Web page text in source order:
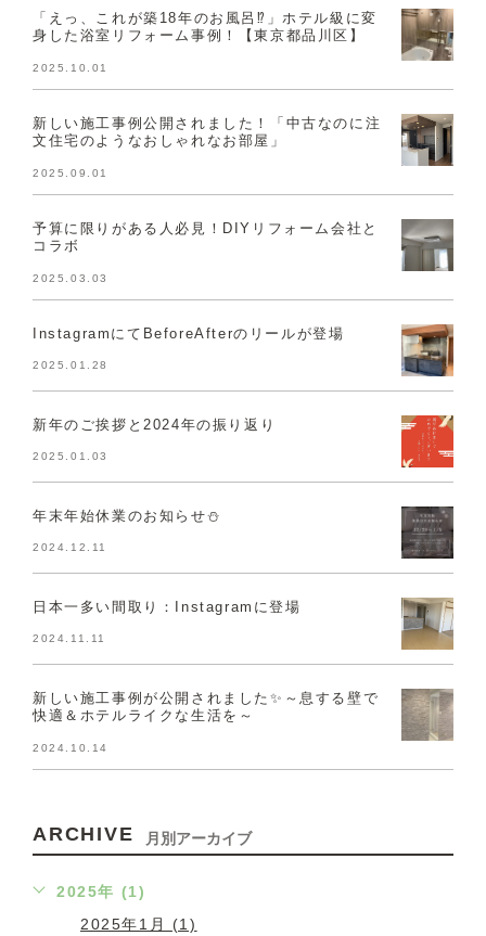
「えっ、これが築18年のお風呂⁉」ホテル級に変
身した浴室リフォーム事例！【東京都品川区】
2025.10.01
新しい施工事例公開されました！「中古なのに注
文住宅のようなおしゃれなお部屋」
2025.09.01
予算に限りがある人必見！DIYリフォーム会社と
コラボ
2025.03.03
InstagramにてBeforeAfterのリールが登場
2025.01.28
新年のご挨拶と2024年の振り返り
2025.01.03
年末年始休業のお知らせ⛄
2024.12.11
日本一多い間取り：Instagramに登場
2024.11.11
新しい施工事例が公開されました✨～息する壁で
快適＆ホテルライクな生活を～
2024.10.14
ARCHIVE 月別アーカイブ
2025年 (1)
2025年1月 (1)